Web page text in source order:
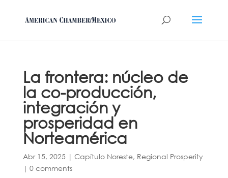
La frontera: núcleo de
la co-producción,
integración y
prosperidad en
Norteamérica
Abr 15, 2025 | Capítulo Noreste, Regional Prosperity
| 0 comments